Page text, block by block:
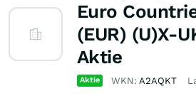
Euro
(EUR) (U)X-
Aktie
Aktie WKN:A2AQKT